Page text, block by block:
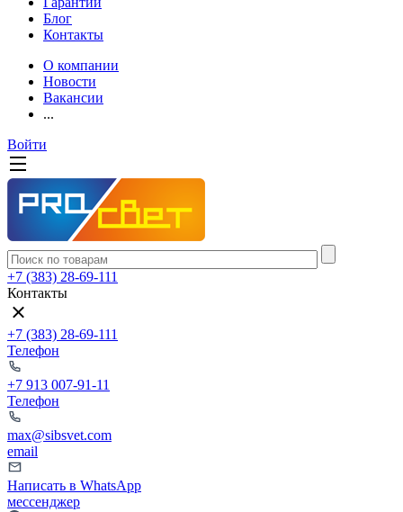
Блог
Контакты
О компании
Новости
Вакансии
...
Войти
+7 (383) 28-69-111
Контакты
+7 (383) 28-69-111
Телефон
+7 913 007-91-11
Телефон
max@sibsvet.com
email
Написать в WhatsApp
мессенджер